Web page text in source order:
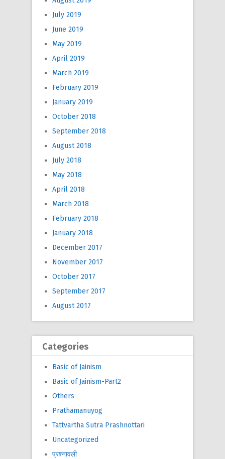
July 2019
June 2019
May 2019
April 2019
March 2019
February 2019
January 2019
October 2018
September 2018
August 2018
July 2018
May 2018
April 2018
March 2018
February 2018
January 2018
December 2017
November 2017
October 2017
September 2017
August 2017
Categories
Basic of Jainism
Basic of Jainism-Part2
Others
Prathamanuyog
Tattvartha Sutra Prashnottari
Uncategorized
प्रश्नावली